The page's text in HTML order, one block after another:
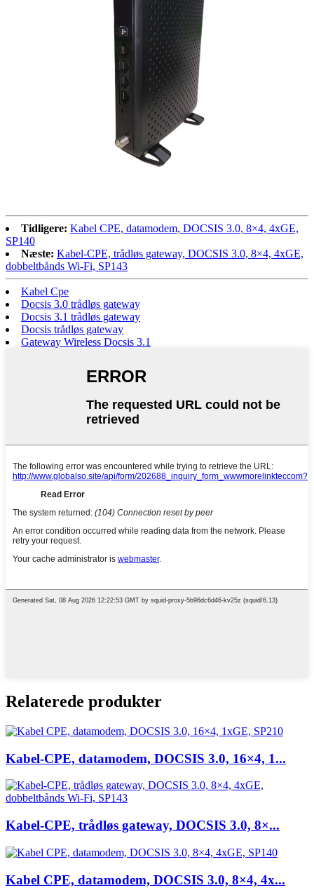
Tidligere: Kabel CPE, datamodem, DOCSIS 3.0, 8×4, 4xGE,
SP140
Næste: Kabel-CPE, trådløs gateway, DOCSIS 3.0, 8×4, 4xGE,
dobbeltbånds Wi-Fi, SP143
Kabel Cpe
Docsis 3.0 trådløs gateway
Docsis 3.1 trådløs gateway
Docsis trådløs gateway
Gateway Wireless Docsis 3.1
Relaterede produkter
Kabel-CPE, datamodem, DOCSIS 3.0, 16×4, 1...
Kabel-CPE, trådløs gateway, DOCSIS 3.0, 8×...
Kabel CPE, datamodem, DOCSIS 3.0, 8×4, 4x...